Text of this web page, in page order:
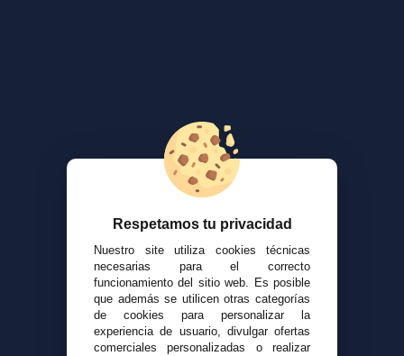
Respetamos tu privacidad
Nuestro site utiliza cookies técnicas
necesarias para el correcto
funcionamiento del sitio web. Es posible
que además se utilicen otras categorías
de cookies para personalizar la
experiencia de usuario, divulgar ofertas
comerciales personalizadas o realizar